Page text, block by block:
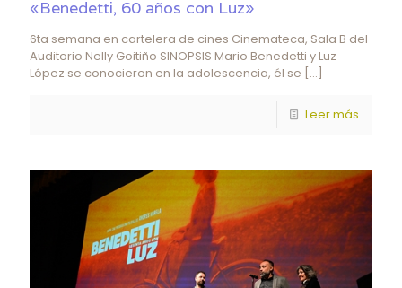
«Benedetti, 60 años con Luz»
6ta semana en cartelera de cines Cinemateca, Sala B del
Auditorio Nelly Goitiño SINOPSIS Mario Benedetti y Luz
López se conocieron en la adolescencia, él se […]
Leer más